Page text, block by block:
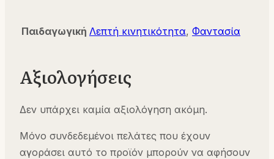
Παιδαγωγική Λεπτή κινητικότητα, Φαντασία
Αξιολογήσεις
Δεν υπάρχει καμία αξιολόγηση ακόμη.
Μόνο συνδεδεμένοι πελάτες που έχουν
αγοράσει αυτό το προϊόν μπορούν να αφήσουν